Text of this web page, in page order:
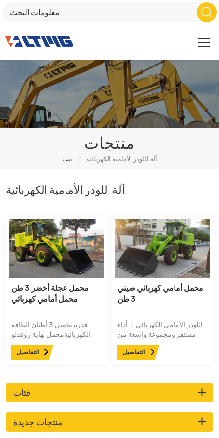
منتجات
بيت / آلة اللودر الأمامية الكهربائية
آلة اللودر الأمامية الكهربائية
محمل عجلة أخضر 3 طن
محمل أمامي كهربائي
قدرة تحميل 3 أطنان الطاقة
الكهربائيةمحمل نهاية رونتدلو
سعة ٢ متر مكعب. شحن سريع
لمدة ساعة واحدة فقط، ومدة
التفاصيل
محمل أمامي كهربائي صيني
3 طن
اللودر الأمامي الكهربائي： أداء
مستقر ومجموعة واسعة من
الاستخدام. قوة متزايدة، طاقة
قوية، طاقة عالية واستهلاك
الحقيقية، والجودة الخالية من
الاستخدام.
التفاصيل
فئات
منتجات جديدة